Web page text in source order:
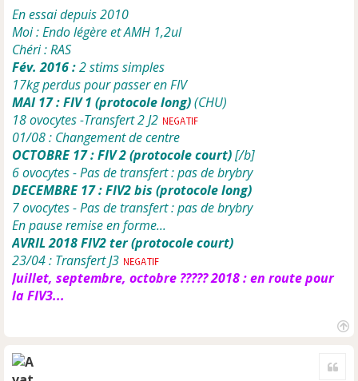
n
l
u
En essai depuis 2010
Moi : Endo légère et AMH 1,2ul
Chéri : RAS
Fév. 2016 :2 stims simples
17kg perdus pour passer en FIV
MAI 17 : FIV 1 (protocole long)(CHU)
18 ovocytes -Transfert 2 J2
01/08 : Changement de centre
OCTOBRE 17 : FIV 2 (protocole court)[/b]
6 ovocytes - Pas de transfert : pas de brybry
DECEMBRE 17 : FIV2 bis (protocole long)
7 ovocytes - Pas de transfert : pas de brybry
En pause remise en forme...
AVRIL 2018 FIV2 ter (protocole court)
23/04 : Transfert J3
Juillet, septembre, octobre ????? 2018 : en route pour
la FIV3...